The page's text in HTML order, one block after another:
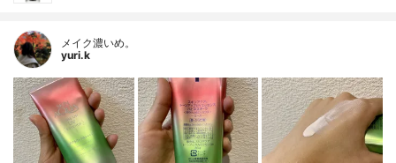
メイク濃いめ。
yuri.k